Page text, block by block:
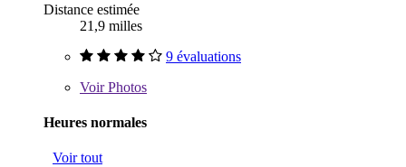
Distance estimée
21,9 milles
9 évaluations
VoirPhotos
Heures normales
Voir tout